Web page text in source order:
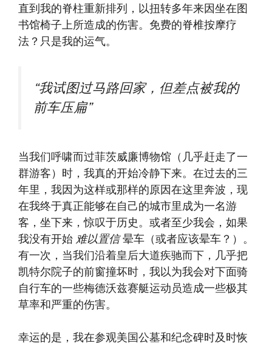
直到我的脊柱重新排列，以扭转多年来因坐在图
书馆椅子上所造成的伤害。免费的脊椎按摩疗
法？只是我的运气。
“我试图过马路回家，但差点被我的
前车压扁”
当我们呼啸而过菲茨威廉博物馆（几乎赶走了一
群游客）时，我真的开始冷静下来。在过去的三
年里，我因为这样或那样的原因在这里奔波，现
在我终于真正能够在自己的城市里成为一名游
客，坐下来，惊叹于历史。或者至少我会，如果
我没有开始 难以置信晕车（或者应该晕车？）。
有一次，当我们沿着皇后大道疾驰而下，几乎把
凯特尔院子的前窗撞坏时，我以为我会对下面骑
自行车的一些梅德沃兹赛艇运动员造成一些极其
草率和严重的伤害。
幸运的是，我在参观美国公墓和纪念碑时及时恢